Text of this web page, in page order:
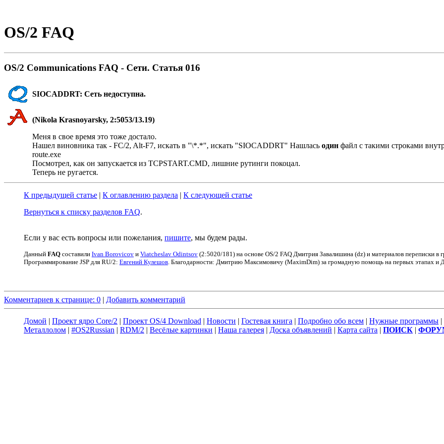
OS/2 FAQ
OS/2 Communications FAQ - Cети. Статья 016
SIOCADDRT: Сеть недоступна.
(Nikola Krasnoyarsky, 2:5053/13.19)
Меня в свое время это тоже достало.
Hашел виновника так - FC/2, Alt-F7, искать в "\*.*", искать "SIOCADDRT" Hашлась один файл с такими строками
route.exe
Посмотрел, как он запускается из TCPSTART.CMD, лишние рутинги покоцал.
Теперь не ругается.
К предыдущей статье | К оглавлению раздела | К следующей статье
Вернуться к списку разделов FAQ.
Если у вас есть вопросы или пожелания, пишите, мы будем рады.
Данный FAQ cоставили Ivan Borovicov и Viatcheslav Odintsov (2:5020/181) на основе OS/2 FAQ Дмитрия Завалишина (dz) и материалов переписки
Программирование JSP для RU/2: Евгений Кулешов. Благодарности: Дмитрию Максимовичу (MaximDim) за громадную помощь на первых этапах и
Комментариев к странице: 0 | Добавить комментарий
Домой | Проект ядро Core/2 | Проект OS/4 Download | Новости | Гостевая книга | Подробно обо всем | Нужные программы |
Металлолом | #OS2Russian | RDM/2 | Весёлые картинки | Наша галерея | Доска объявлений | Карта сайта | ПОИСК |